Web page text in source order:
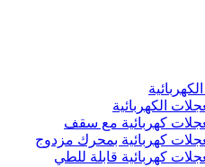
الكهربائية
كهربائية مع سقف
كهربائية بمحرك مزدوج
كهربائية قابلة للطي